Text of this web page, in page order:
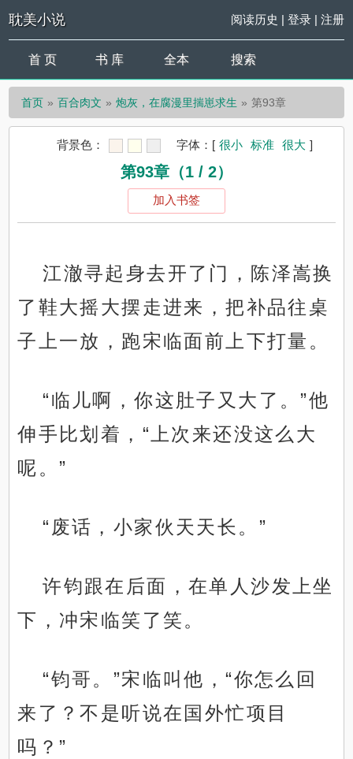
耽美小说 阅读历史 | 登录| 注册
首 页 书 库 全本 搜索
首页 百合肉文 炮灰，在腐漫里揣崽求生 第93章
背景色： 字体： [ 很小 标准 很大 ]
第93章（1 / 2）
加入书签
江澈寻起身去开了门，陈泽嵩换
了鞋大摇大摆走进来，把补品往桌
子上一放，跑宋临面前上下打量。
“临儿啊，你这肚子又大了。”他
伸手比划着，“上次来还没这么大
呢。”
“废话，小家伙天天长。”
许钧跟在后面，在单人沙发上坐
下，冲宋临笑了笑。
“钧哥。”宋临叫他，“你怎么回
来了？不是听说在国外忙项目
吗？”